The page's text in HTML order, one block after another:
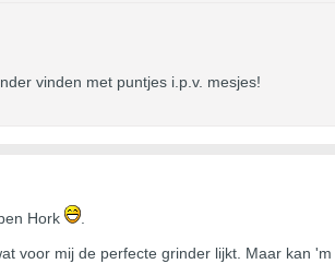
vinden met puntjes i.p.v. mesjes!
Hork
voor mij de perfecte grinder lijkt. Maar kan 'm